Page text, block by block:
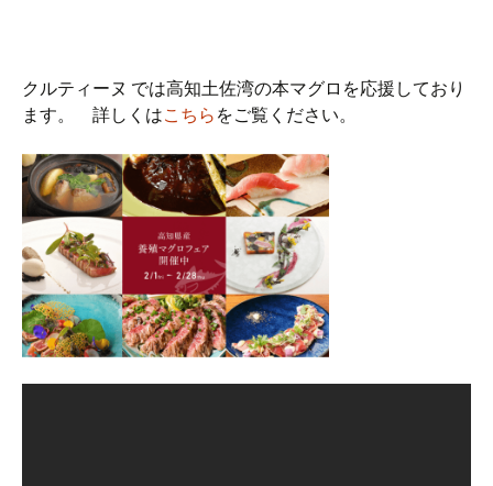
クルティーヌ では高知土佐湾の本マグロを応援しており
ます。 詳しくはこちら をご覧ください。